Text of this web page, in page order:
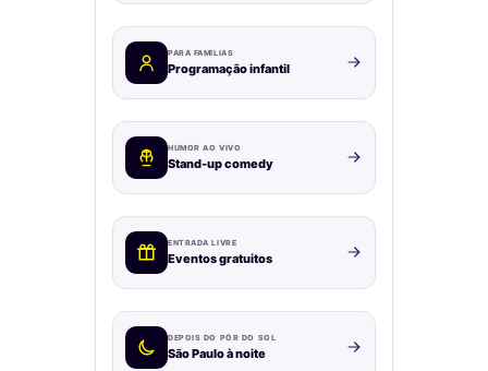
PARA FAMÍLIAS
Programação infantil
HUMOR AO VIVO
Stand-up comedy
ENTRADA LIVRE
Eventos gratuitos
DEPOIS DO PÔR DO SOL
São Paulo à noite